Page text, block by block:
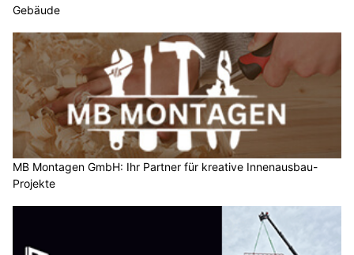
Gebäude
MB Montagen GmbH: Ihr Partner für kreative Innenausbau-
Projekte